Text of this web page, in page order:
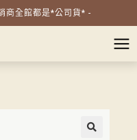
商全館都是*公司貨* -